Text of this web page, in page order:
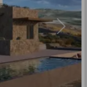
Next